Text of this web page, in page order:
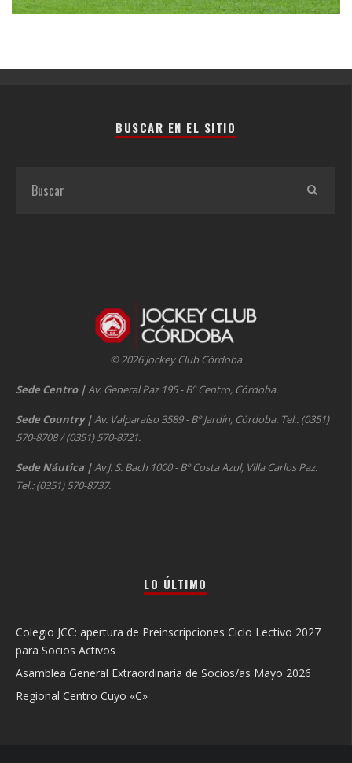
BUSCAR EN EL SITIO
© 2026 Jockey Club Córdoba
Sede Centro |Av. General Paz 195 - Bº Centro, Córdoba.
Sede Country |Av. Valparaíso 3589 - Bº Jardín, Córdoba. Tel.: (0351)
570-8708 / (0351) 570-8721.
Sede Náutica |Av J. S. Bach 1000 - Bº Costa Azul, Villa Carlos Paz.
Tel.: (0351) 570-8737.
LO ÚLTIMO
Colegio JCC: apertura de Preinscripciones Ciclo Lectivo 2027
para Socios Activos
Asamblea General Extraordinaria de Socios/as Mayo 2026
Regional Centro Cuyo «C»